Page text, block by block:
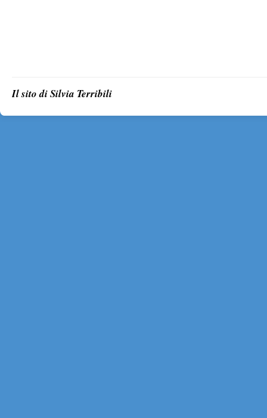
Il sito di Silvia Terribili